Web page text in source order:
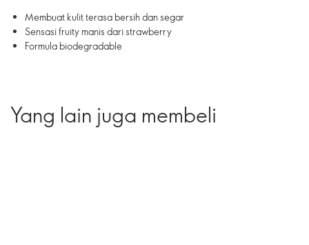
Membuat kulit terasa bersih dan segar
Sensasi fruity manis dari strawberry
Formula biodegradable
Yang lain juga membeli